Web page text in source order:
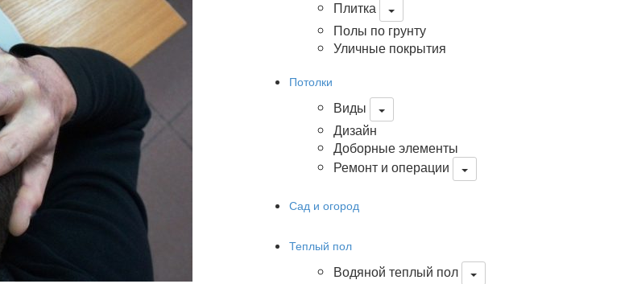
Плитка
Полы по грунту
Уличные покрытия
Потолки
Виды
Дизайн
Доборные элементы
Ремонт и операции
Сад и огород
Теплый пол
Водяной теплый пол